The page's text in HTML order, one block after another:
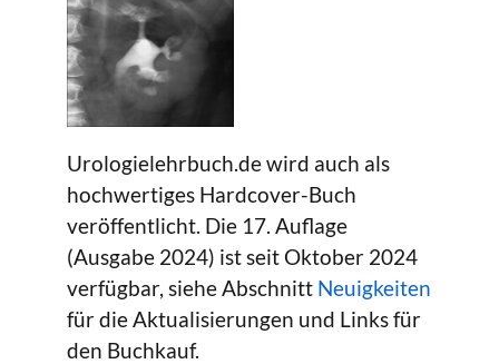
Urologielehrbuch.de wird auch als
hochwertiges Hardcover-Buch
veröffentlicht. Die 17. Auflage
(Ausgabe 2024) ist seit Oktober 2024
verfügbar, siehe Abschnitt Neuigkeiten
für die Aktualisierungen und Links für
den Buchkauf.